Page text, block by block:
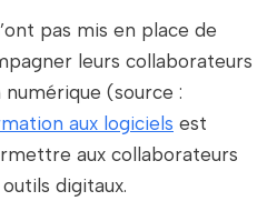
pas mis en place de
leurs collaborateurs
(source :
aux logiciels est
aux collaborateurs
digitaux.